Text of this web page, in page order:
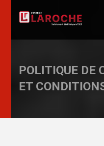
POLITIQUE DE
ET